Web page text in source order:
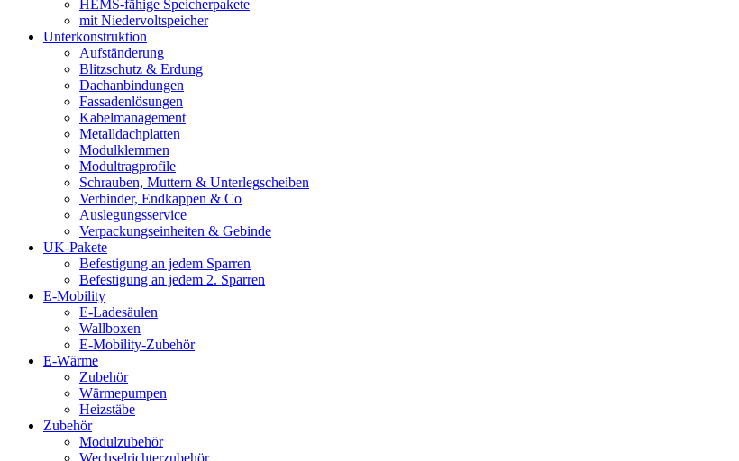
HEMS-fähige Speicherpakete
mit Niedervoltspeicher
Unterkonstruktion
Aufständerung
Blitzschutz & Erdung
Dachanbindungen
Fassadenlösungen
Kabelmanagement
Metalldachplatten
Modulklemmen
Modultragprofile
Schrauben, Muttern & Unterlegscheiben
Verbinder, Endkappen & Co
Auslegungsservice
Verpackungseinheiten & Gebinde
UK-Pakete
Befestigung an jedem Sparren
Befestigung an jedem 2. Sparren
E-Mobility
E-Ladesäulen
Wallboxen
E-Mobility-Zubehör
E-Wärme
Zubehör
Wärmepumpen
Heizstäbe
Zubehör
Modulzubehör